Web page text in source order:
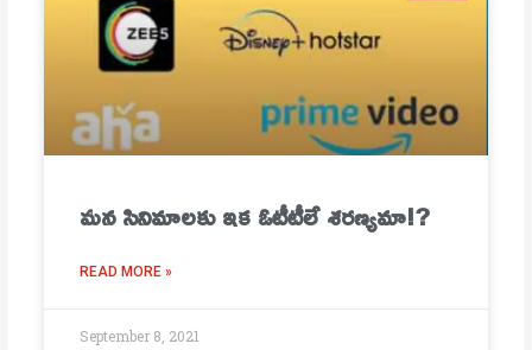
మ‌న సినిమాల‌కు ఇక ఓటీటీలే శ‌ర‌ణ్య‌మా!?
READ MORE »
September 8, 2021